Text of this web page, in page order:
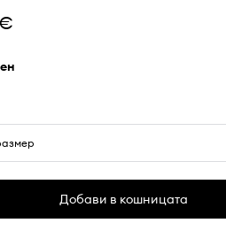
Добави в кошницата